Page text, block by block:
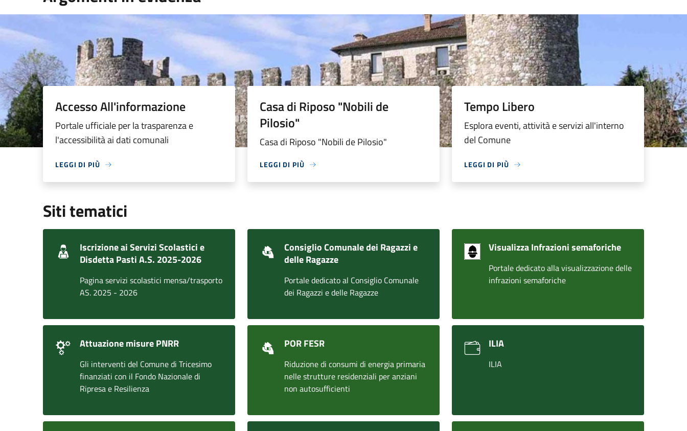
Accesso All'informazione
Portale ufficiale per la trasparenza e
l'accessibilità ai dati comunali
LEGGI DI PIÙ
Casa di Riposo "Nobili de
Pilosio"
Casa di Riposo "Nobili de Pilosio"
LEGGI DI PIÙ
Tempo Libero
Esplora eventi, attività e servizi all'interno
del Comune
LEGGI DI PIÙ
Siti tematici
Iscrizione ai Servizi Scolastici e
Disdetta Pasti A.S. 2025-2026
Pagina servizi scolastici mensa/trasporto
AS. 2025 - 2026
Consiglio Comunale dei Ragazzi e
delle Ragazze
Portale dedicato al Consiglio Comunale
dei Ragazzi e delle Ragazze
Visualizza Infrazioni semaforiche
Portale dedicato alla visualizzazione delle
infrazioni semaforiche
Attuazione misure PNRR
Gli interventi del Comune di Tricesimo
finanziati con il Fondo Nazionale di
Ripresa e Resilienza
POR FESR
Riduzione di consumi di energia primaria
nelle strutture residenziali per anziani
non autosufficienti
ILIA
ILIA